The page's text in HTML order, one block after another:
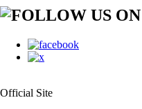
Official Site